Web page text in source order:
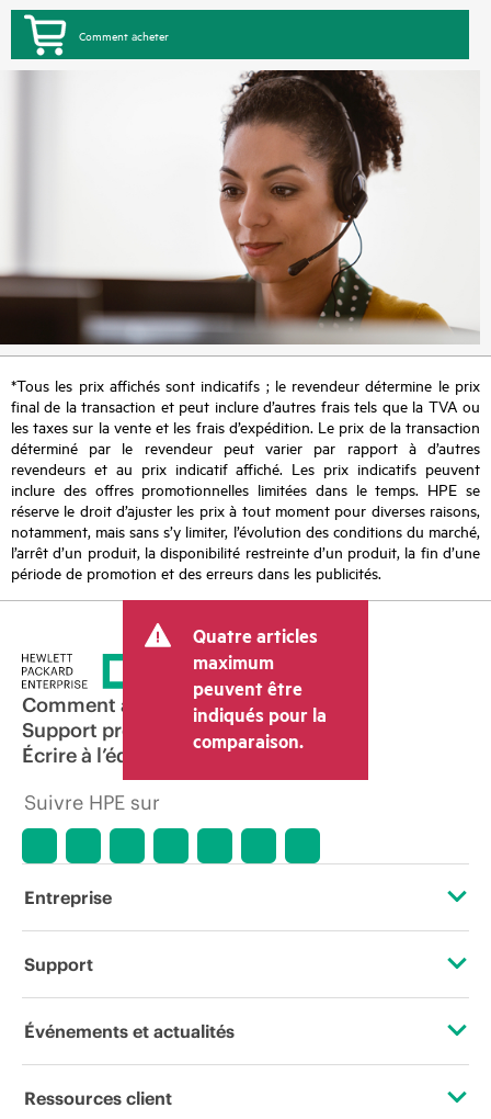
Comment acheter
*Tous les prix affichés sont indicatifs ; le revendeur détermine le prix
final de la transaction et peut inclure d’autres frais tels que la TVA ou
les taxes sur la vente et les frais d’expédition. Le prix de la transaction
déterminé par le revendeur peut varier par rapport à d’autres
revendeurs et au prix indicatif affiché. Les prix indicatifs peuvent
inclure des offres promotionnelles limitées dans le temps. HPE se
réserve le droit d’ajuster les prix à tout moment pour diverses raisons,
notamment, mais sans s’y limiter, l’évolution des conditions du marché,
l’arrêt d’un produit, la disponibilité restreinte d’un produit, la fin d’une
période de promotion et des erreurs dans les publicités.
Quatre articles
maximum
peuvent être
indiqués pour la
comparaison.
Comment acheter
Support produit
Écrire à l’équipe commerciale
Suivre HPE sur
Entreprise
À propos de HPE
Responsabilité d’entreprise
Support
Services d’assistance opérationnelle (OSS)
Événements et actualités
Événements
Ressources client